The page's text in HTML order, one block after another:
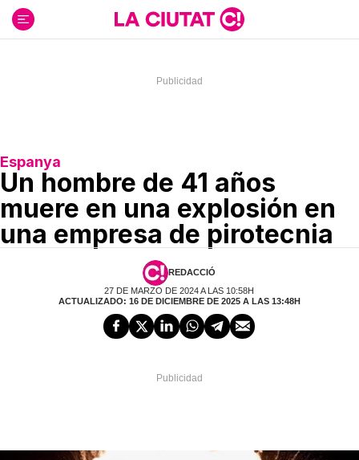
contenido
Espanya
Un hombre de 41 años
muere en una explosión en
una empresa de pirotecnia
REDACCIÓ
27 DE MARZO DE 2024 A LAS 10:58H
ACTUALIZADO: 16 DE DICIEMBRE DE 2025 A LAS 13:48H